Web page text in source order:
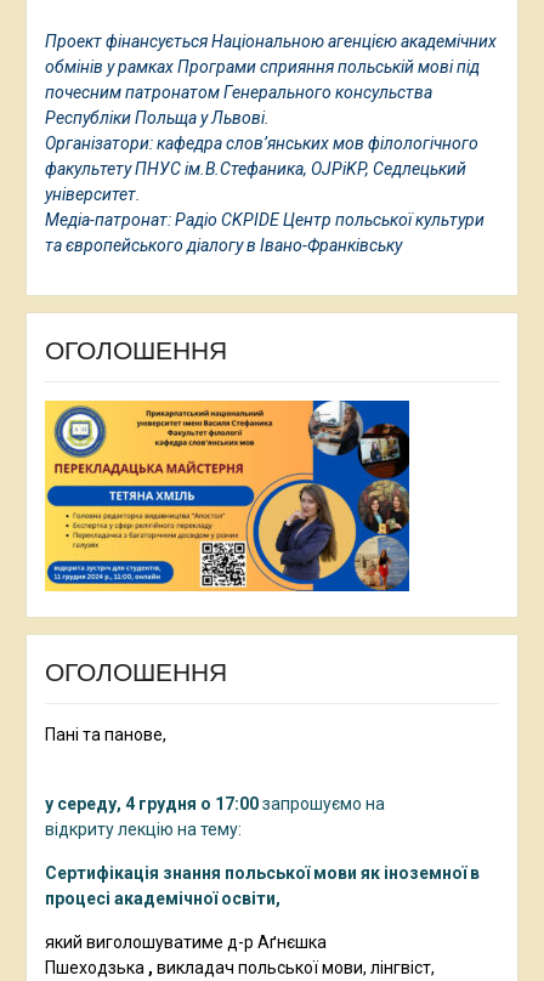
Проект фінансується Національною агенцією академічних
обмінів у рамках Програми сприяння польській мові під
почесним патронатом Генерального консульства
Республіки Польща у Львові.
Організатори: кафедра слов’янських мов філологічного
факультету ПНУС ім.В.Стефаника, OJPiKP, Седлецький
університет.
Медіа-патронат: Радіо CKPIDE Центр польської культури
та європейського діалогу в Івано-Франківську
ОГОЛОШЕННЯ
ОГОЛОШЕННЯ
Пані та панове,
у середу, 4 грудня о 17:00запрошуємо на
відкриту лекцію на тему:
Сертифікація знання польської мови як іноземної в
процесі академічної освіти,
який виголошуватиме д-р Аґнєшка
Пшеходзька , викладач польської мови, лінгвіст,